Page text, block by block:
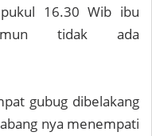
16.30 Wib ibu
tidak ada
gubug dibelakang
nya menempati